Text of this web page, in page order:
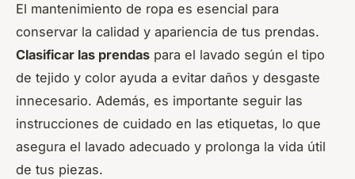
El mantenimiento de ropa es esencial para
conservar la calidad y apariencia de tus prendas.
Clasificar las prendas para el lavado según el tipo
de tejido y color ayuda a evitar daños y desgaste
innecesario. Además, es importante seguir las
instrucciones de cuidado en las etiquetas, lo que
asegura el lavado adecuado y prolonga la vida útil
de tus piezas.